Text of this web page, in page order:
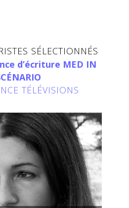
SÉLECTIONNÉS
d’écriture MED IN
TÉLÉVISIONS